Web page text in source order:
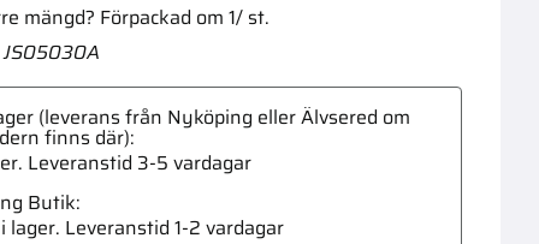
mängd? Förpackad om 1/ st.
JS05030A
(leverans från Nyköping eller Älvsered om
finns där)
Leveranstid 3-5 vardagar
Butik
lager